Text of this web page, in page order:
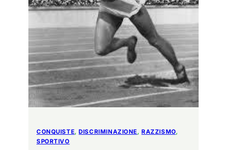
CONQUISTE, DISCRIMINAZIONE, RAZZISMO
SPORTIVO